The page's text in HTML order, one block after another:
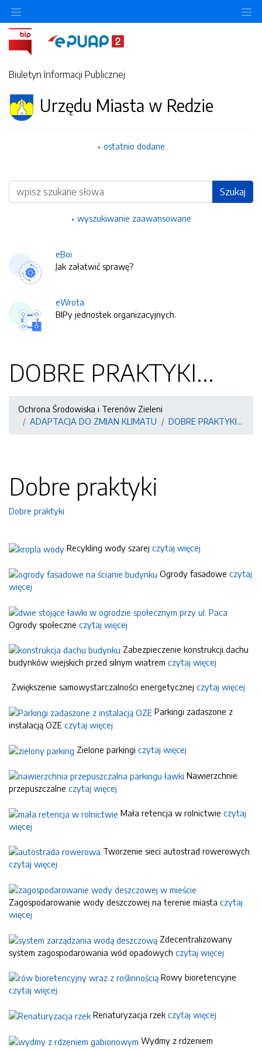
Biuletyn Informacji Publicznej
Urzędu Miasta w Redzie
ostatnio dodane
Wyszukiwarka Szukaj
wyszukiwanie zaawansowane
eBoi
Jak załatwić sprawę?
eWrota
BIPy jednostek organizacyjnych.
DOBRE PRAKTYKI...
Ochrona Środowiska i Terenów Zieleni
ADAPTACJA DO ZMIAN KLIMATU
DOBRE PRAKTYKI...
Dobre praktyki
Dobre praktyki
Recykling wody szarej czytaj więcej
Ogrody fasadowe czytaj
więcej
Ogrody społeczne czytaj więcej
Zabezpieczenie konstrukcji dachu
budynków wiejskich przed silnym wiatrem czytaj więcej
Zwiększenie samowystarczalności energetycznej czytaj więcej
Parkingi zadaszone z
instalacją OZE czytaj więcej
Zielone parkingi czytaj więcej
Nawierzchnie
przepuszczalne czytaj więcej
Mała retencja w rolnictwie czytaj
więcej
Tworzenie sieci autostrad rowerowych
czytaj więcej
Zagospodarowanie wody deszczowej na terenie miasta czytaj
więcej
Zdecentralizowany
system zagospodarowania wód opadowych czytaj więcej
Rowy bioretencyjne
czytaj więcej
Renaturyzacja rzek czytaj więcej
Wydmy z rdzeniem